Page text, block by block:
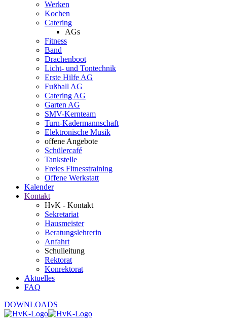
Werken
Kochen
Catering
AGs
Fitness
Band
Drachenboot
Licht- und Tontechnik
Erste Hilfe AG
Fußball AG
Catering AG
Garten AG
SMV-Kernteam
Turn-Kadermannschaft
Elektronische Musik
offene Angebote
Schülercafé
Tankstelle
Freies Fitnesstraining
Offene Werkstatt
Kalender
Kontakt
HvK - Kontakt
Sekretariat
Hausmeister
Beratungslehrerin
Anfahrt
Schulleitung
Rektorat
Konrektorat
Aktuelles
FAQ
DOWNLOADS